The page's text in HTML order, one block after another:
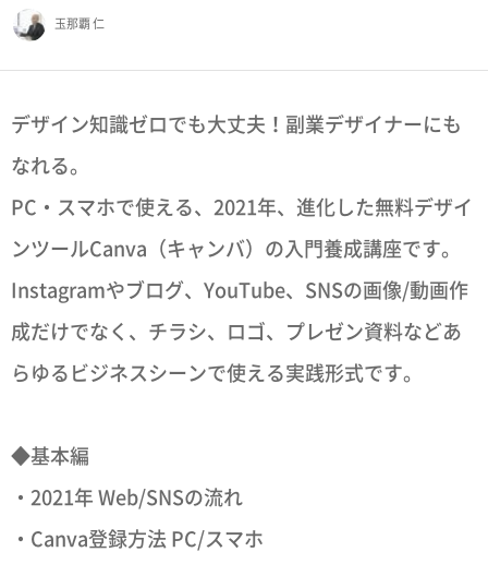
玉那覇 仁
デザイン知識ゼロでも大丈夫！副業デザイナーにも
なれる。
PC・スマホで使える、2021年、進化した無料デザイ
ンツールCanva（キャンバ）の入門養成講座です。
Instagramやブログ、YouTube、SNSの画像/動画作
成だけでなく、チラシ、ロゴ、プレゼン資料などあ
らゆるビジネスシーンで使える実践形式です。
◆基本編
・2021年 Web/SNSの流れ
・Canva登録方法 PC/スマホ